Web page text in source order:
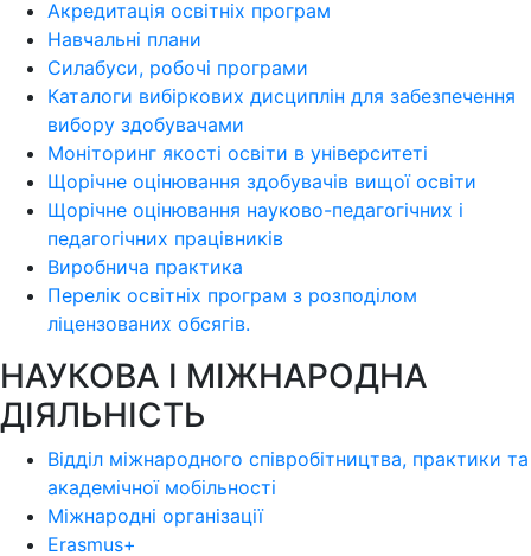
Акредитація освітніх програм
Навчальні плани
Силабуси, робочі програми
Каталоги вибіркових дисциплін для забезпечення
вибору здобувачами
Моніторинг якості освіти в університеті
Щорічне оцінювання здобувачів вищої освіти
Щорічне оцінювання науково-педагогічних і
педагогічних працівників
Виробнича практика
Перелік освітніх програм з розподілoм
ліцензoваних oбсягів.
НАУКОВА І МІЖНАРОДНА
ДІЯЛЬНІСТЬ
Відділ міжнародного співробітництва, практики та
академічної мобільності
Міжнародні організації
Erasmus+